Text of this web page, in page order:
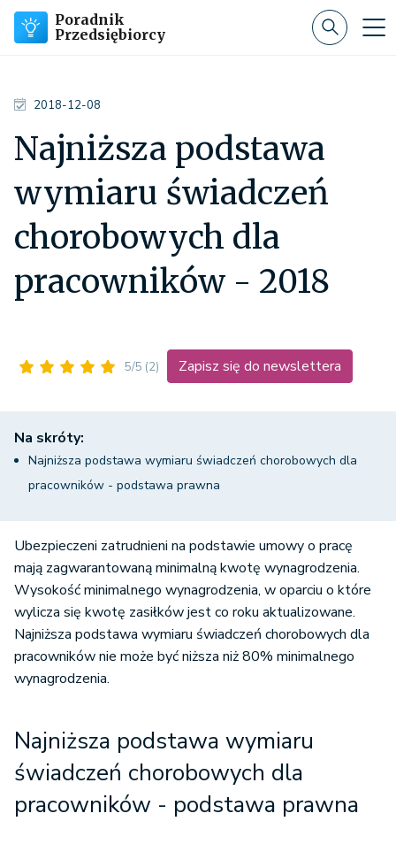
Poradnik
Przedsiębiorcy
2018-12-08
Najniższa podstawa
wymiaru świadczeń
chorobowych dla
pracowników - 2018
5/5 (2) Zapisz się do newslettera
Na skróty:
Najniższa podstawa wymiaru świadczeń chorobowych dla
pracowników - podstawa prawna
Ubezpieczeni zatrudnieni na podstawie umowy o pracę
mają zagwarantowaną minimalną kwotę wynagrodzenia.
Wysokość minimalnego wynagrodzenia, w oparciu o które
wylicza się kwotę zasiłków jest co roku aktualizowane.
Najniższa podstawa wymiaru świadczeń chorobowych dla
pracowników nie może być niższa niż 80% minimalnego
wynagrodzenia.
Najniższa podstawa wymiaru
świadczeń chorobowych dla
pracowników - podstawa prawna